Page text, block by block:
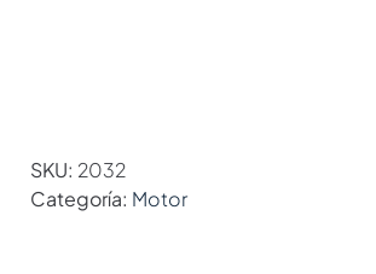
SKU: 2032
Categoría: Motor